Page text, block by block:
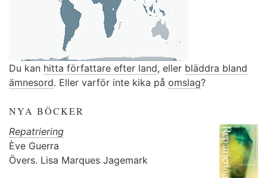
Du kan hitta författare efter land, eller bläddra bland
ämnesord. Eller varför inte kika på omslag?
NYA BÖCKER
Repatriering
Ève Guerra
Övers. Lisa Marques Jagemark